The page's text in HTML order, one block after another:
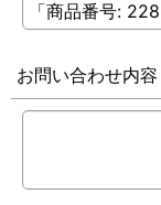
お問い合わせ内容